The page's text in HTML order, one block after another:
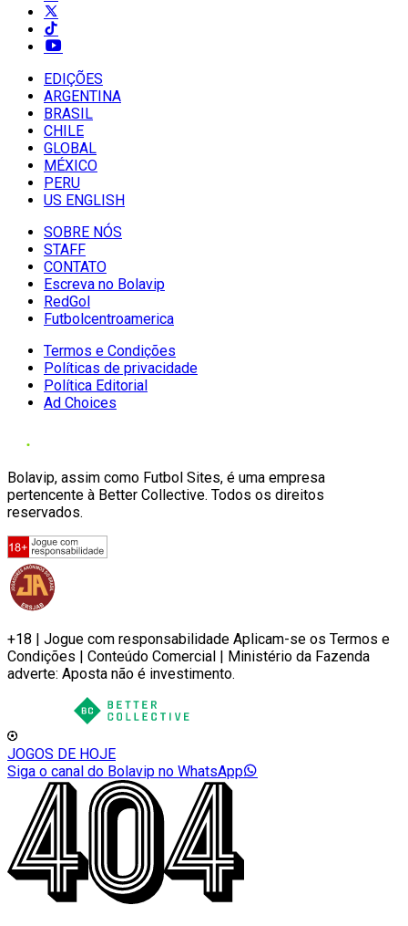
EDIÇÕES
ARGENTINA
BRASIL
CHILE
GLOBAL
MÉXICO
PERU
US ENGLISH
SOBRE NÓS
STAFF
CONTATO
Escreva no Bolavip
RedGol
Futbolcentroamerica
Termos e Condições
Políticas de privacidade
Política Editorial
Ad Choices
Bolavip, assim como Futbol Sites, é uma empresa
pertencente à Better Collective. Todos os direitos
reservados.
+18 | Jogue com responsabilidade Aplicam-se os Termos e
Condições | Conteúdo Comercial | Ministério da Fazenda
adverte: Aposta não é investimento.
JOGOS DE HOJE
Siga o canal do Bolavip no WhatsApp